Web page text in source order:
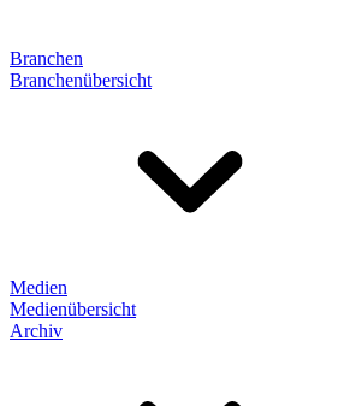
Branchen
Branchenübersicht
Medien
Medienübersicht
Archiv